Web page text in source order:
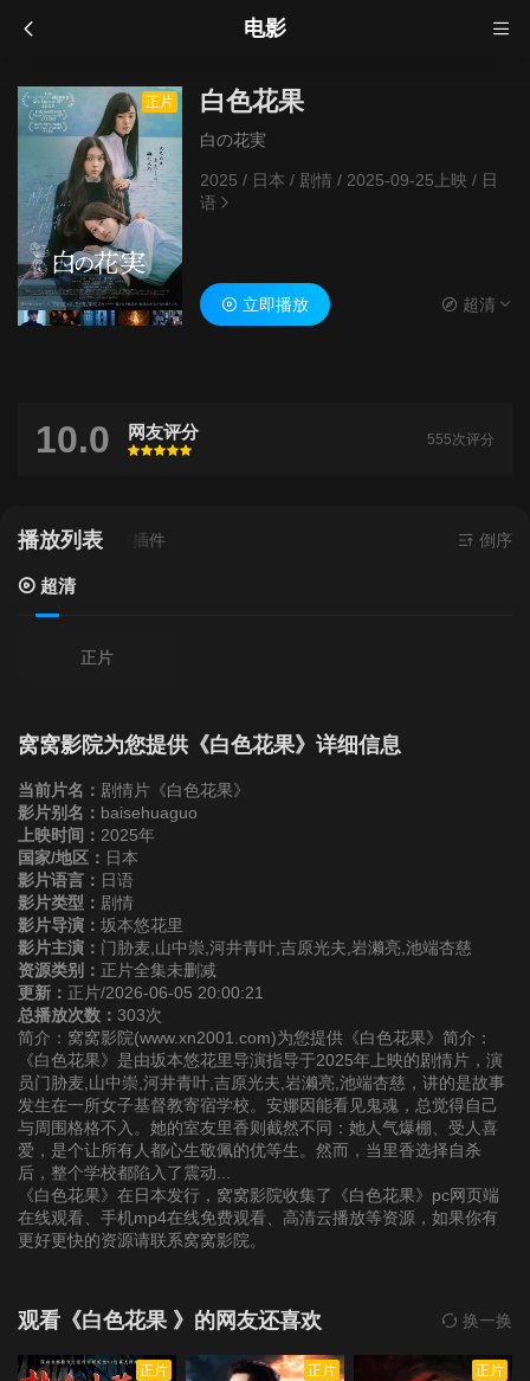
电影
正片 白色花果
白の花実
2025 / 日本 / 剧情/ 2025-09-25上映 / 日
语
立即播放 超清
10.0 网友评分
很差
较差还行推荐力荐
555次评分
播放列表
- 无需安装任何插件 倒序
超清
正片
窝窝影院为您提供《白色花果》详细信息
当前片名： 剧情片《白色花果》
影片别名： baisehuaguo
上映时间： 2025年
国家/地区： 日本
影片语言： 日语
影片类型： 剧情
影片导演： 坂本悠花里
影片主演： 门胁麦,山中崇,河井青叶,吉原光夫,岩濑亮,池端杏慈
资源类别： 正片全集未删减
更新： 正片/2026-06-05 20:00:21
总播放次数： 303次
简介：窝窝影院(www.xn2001.com)为您提供《白色花果》简介：
《白色花果》是由坂本悠花里导演指导于2025年上映的剧情片，演
员门胁麦,山中崇,河井青叶,吉原光夫,岩濑亮,池端杏慈，讲的是故事
发生在一所女子基督教寄宿学校。安娜因能看见鬼魂，总觉得自己
与周围格格不入。她的室友里香则截然不同：她人气爆棚、受人喜
爱，是个让所有人都心生敬佩的优等生。然而，当里香选择自杀
后，整个学校都陷入了震动...
《白色花果》在日本发行，窝窝影院收集了《白色花果》pc网页端
在线观看、手机mp4在线免费观看、高清云播放等资源，如果你有
更好更快的资源请联系窝窝影院。
观看《白色花果 》的网友还喜欢 换一换
正片 正片 正片